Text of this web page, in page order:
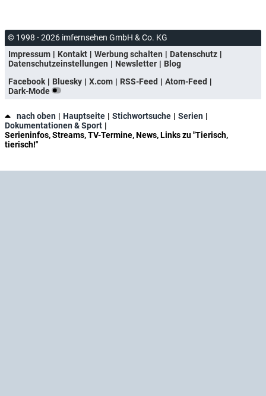
© 1998 - 2026 imfernsehen GmbH & Co. KG
Impressum
Kontakt Werbung schalten
Datenschutz
Datenschutzeinstellungen
Newsletter
Blog
Facebook
Bluesky X.com RSS-Feed
Atom-Feed
Dark-Mode
nach oben Hauptseite Stichwortsuche
Serien
Dokumentationen & Sport
Serieninfos, Streams, TV-Termine, News, Links zu "Tierisch,
tierisch!"